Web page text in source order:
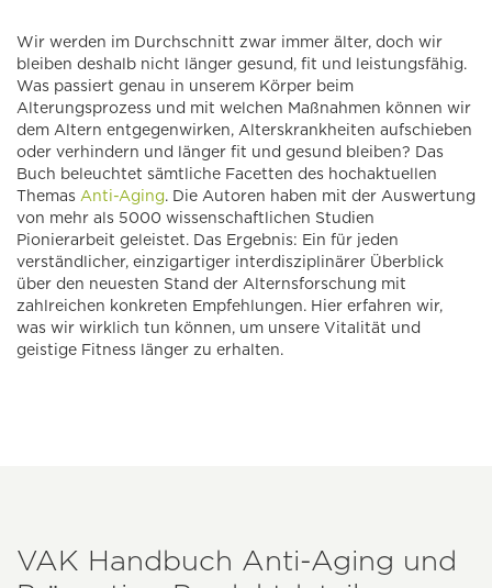
Wir werden im Durchschnitt zwar immer älter, doch wir
bleiben deshalb nicht länger gesund, fit und leistungsfähig.
Was passiert genau in unserem Körper beim
Alterungsprozess und mit welchen Maßnahmen können wir
dem Altern entgegenwirken, Alterskrankheiten aufschieben
oder verhindern und länger fit und gesund bleiben? Das
Buch beleuchtet sämtliche Facetten des hochaktuellen
Themas Anti-Aging. Die Autoren haben mit der Auswertung
von mehr als 5000 wissenschaftlichen Studien
Pionierarbeit geleistet. Das Ergebnis: Ein für jeden
verständlicher, einzigartiger interdisziplinärer Überblick
über den neuesten Stand der Alternsforschung mit
zahlreichen konkreten Empfehlungen. Hier erfahren wir,
was wir wirklich tun können, um unsere Vitalität und
geistige Fitness länger zu erhalten.
VAK Handbuch Anti-Aging und